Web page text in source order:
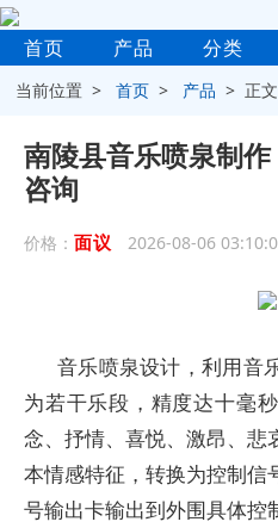
首页 产品 分类
当前位置 >首页 > 产品 > 正文
南陵县音乐喷泉制
咨询
价格： 面议 2026-08-06
音乐喷泉设计，利用音
为若干乐段，精度达十毫
念、抒情、喜悦、激昂、悲
本情感特征，转换为控制信
号输出卡输出到外围具体控